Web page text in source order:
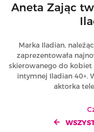
Aneta Zając
Marka Iladian,
zaprezentowała
skierowanego do kobiet
intymnej Iladian 40+.
aktorka